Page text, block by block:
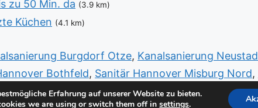
zu 50 Min. da (3.9 km)
Küchen (4.1 km)
Burgdorf Otze, Kanalsanierung
Bothfeld, Sanitär Hannover Misburg Nord,
Langenhagen Schulenburg,Sanitär Peine
Erfahrung auf unserer Website zu bieten.
we are using or switch them off insettings.